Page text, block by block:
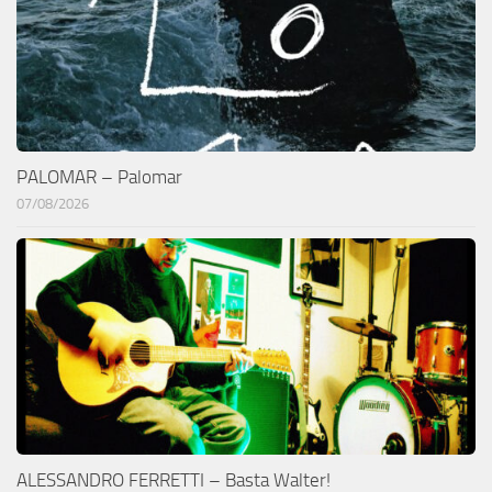
PALOMAR – Palomar
07/08/2026
ALESSANDRO FERRETTI – Basta Walter!